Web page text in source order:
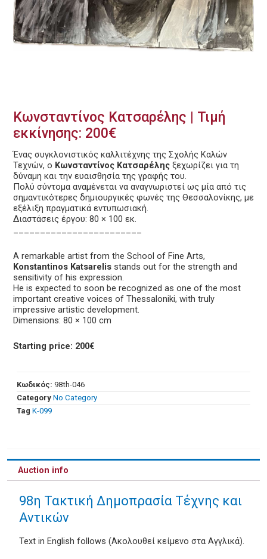
Κωνσταντίνος Κατσαρέλης | Τιμή
εκκίνησης: 200€
Ένας συγκλονιστικός καλλιτέχνης της Σχολής Καλών
Τεχνών, ο Κωνσταντίνος Κατσαρέλης ξεχωρίζει για τη
δύναμη και την ευαισθησία της γραφής του.
Πολύ σύντομα αναμένεται να αναγνωριστεί ως μία από τις
σημαντικότερες δημιουργικές φωνές της Θεσσαλονίκης, με
εξέλιξη πραγματικά εντυπωσιακή.
Διαστάσεις έργου: 80 × 100 εκ.
A remarkable artist from the School of Fine Arts,
Konstantinos Katsarelis stands out for the strength and
sensitivity of his expression.
He is expected to soon be recognized as one of the most
important creative voices of Thessaloniki, with truly
impressive artistic development.
Dimensions: 80 × 100 cm
Starting price: 200€
Κωδικός: 98th-046
Category No Category
Tag Κ-099
Auction info
98η Τακτική Δημοπρασία Τέχνης και
Αντικών
Text in English follows (Ακολουθεί κείμενο στα Αγγλικά).